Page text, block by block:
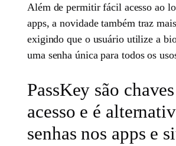
Além de permitir fácil acesso ao
apps, a novidade também traz
exigindo que o usuário utilize a
uma senha única para todos os
PassKey são
acesso e é
senhas nos apps e